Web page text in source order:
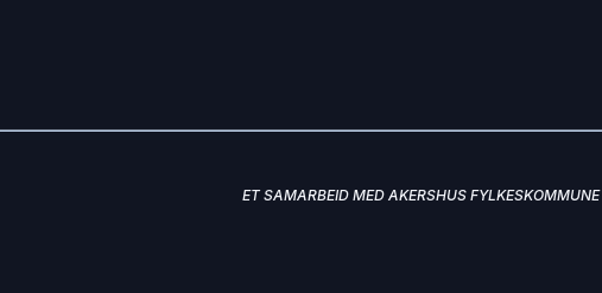
ET SAMARBEID MED AKERSHUS FYLKESKOMMUNE